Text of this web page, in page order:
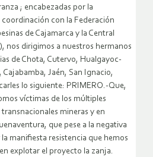
; encabezadas por la
con la Federación
de Cajamarca y la Central
nos dirigimos a nuestros hermanos
de Chota, Cutervo, Hualgayoc-
Jaén, San Ignacio,
lo siguiente: PRIMERO.-Que,
víctimas de los múltiples
mineras y en
que pese a la negativa
manifiesta resistencia que hemos
explotar el proyecto la zanja.